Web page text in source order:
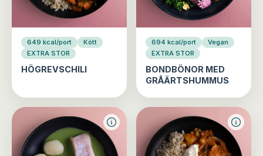
649 kcal/port
Kött
EXTRA STOR
HÖGREVSCHILI
694 kcal/port
Vegan
EXTRA STOR
BONDBÖNOR MED
GRÅÄRTSHUMMUS